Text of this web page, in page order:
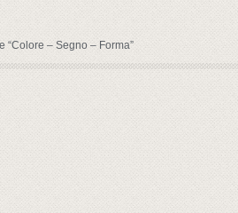
“Colore – Segno – Forma”